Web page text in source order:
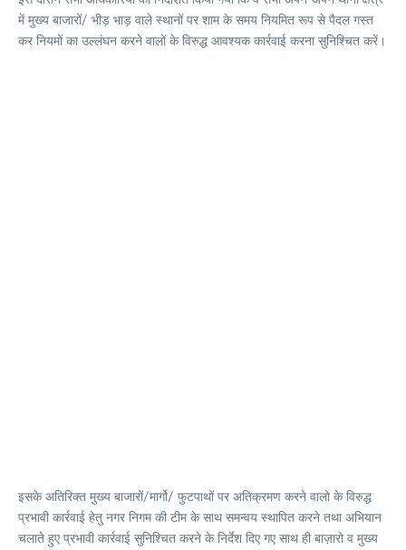
में मुख्य बाजारों/ भीड़ भाड़ वाले स्थानों पर शाम के समय नियमित रूप से पैदल गस्त
कर नियमों का उल्लंघन करने वालों के विरुद्ध आवश्यक कार्रवाई करना सुनिश्चित करें।
इसके अतिरिक्त मुख्य बाजारों/मार्गो/ फुटपाथों पर अतिक्रमण करने वालो के विरुद्ध
प्रभावी कार्रवाई हेतु नगर निगम की टीम के साथ समन्वय स्थापित करने तथा अभियान
चलाते हुए प्रभावी कार्रवाई सुनिश्चित करने के निर्देश दिए गए साथ ही बाज़ारो व मुख्य